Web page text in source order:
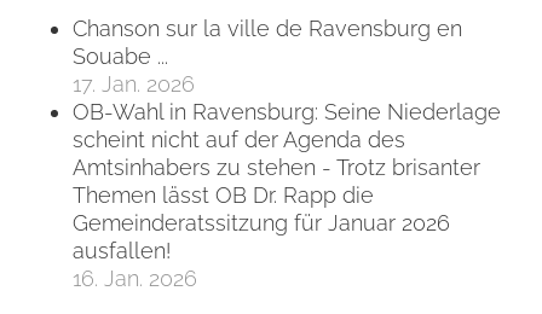
Chanson sur la ville de Ravensburg en
Souabe ...
17. Jan. 2026
OB-Wahl in Ravensburg: Seine Niederlage
scheint nicht auf der Agenda des
Amtsinhabers zu stehen - Trotz brisanter
Themen lässt OB Dr. Rapp die
Gemeinderatssitzung für Januar 2026
ausfallen!
16. Jan. 2026